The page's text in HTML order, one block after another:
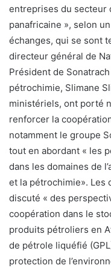
entreprises du secteur
panafricaine », selon
échanges, qui se sont
directeur général de
Président de
pétrochimie, Slimane
ministériels, ont porté
renforcer la
notamment le groupe
tout en abordant « les
dans les domaines de
et la pétrochimie». Les
discuté « des
coopération dans le
produits pétroliers en
de pétrole liquéfié
protection de